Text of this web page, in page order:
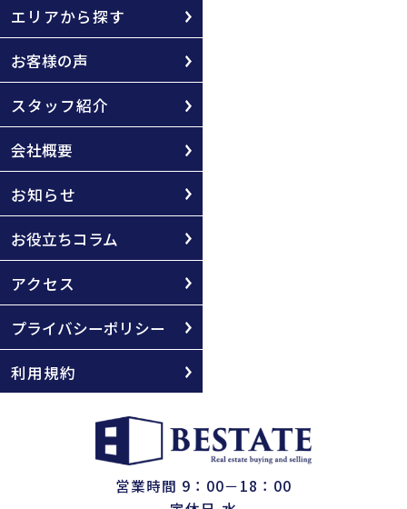
エリアから探す
お客様の声
スタッフ紹介
会社概要
お知らせ
お役立ちコラム
アクセス
プライバシーポリシー
利用規約
営業時間 9：00－18：00